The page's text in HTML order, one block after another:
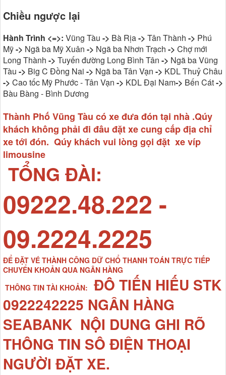
Chiều ngược lại
Hành Trình <=>: Vũng Tàu -> Bà Rịa-> Tân Thành -> Phú
Mỹ-> Ngã ba Mỹ Xuân -> Ngã ba Nhơn Trạch -> Chợ mới
Long Thành -> Tuyến đường Long Bình Tân -> Ngã ba Vũng
Tàu -> Big C Đồng Nai -> Ngã ba Tân Vạn -> KDL Thuỷ Châu
-> Cao tốc Mỹ Phước - Tân Vạn -> KDL Đại Nam-> Bến Cát->
Bàu Bàng - Bình Dương
Thành Phố Vũng Tàu có xe đưa đón tại nhà .Qúy
khách không phải đi đâu đặt xe cung cấp địa chỉ
xe tới đón. Qúy khách vui lòng gọi đặt xe víp
limousine
TỔNG ĐÀI:
09222.48.222 -
09.2224.2225
ĐỂ ĐẶT VÉ THÀNH CÔNG DỮ CHỔ THANH TOÁN TRỰC TIẾP
CHUYỂN KHOẢN QUA NGÂN HÀNG
THÔNG TIN TÀI KHOẢN:
ĐÔ TIẾN HIẾU STK
0922242225 NGÂN HÀNG
SEABANK NỘI DUNG GHI RÕ
THÔNG TIN SÔ ĐIỆN THOẠI
NGƯỜI ĐẶT XE.